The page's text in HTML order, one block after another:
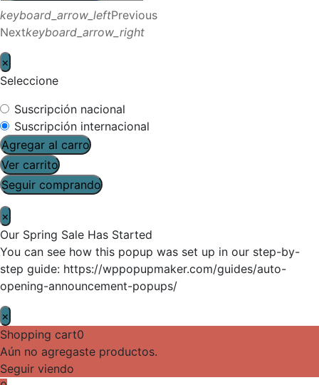
keyboard_arrow_leftPrevious
Nextkeyboard_arrow_right
×
Seleccione
Suscripción nacional
Suscripción internacional
Agregar al carro
Ver carrito
Seguir comprando
×
Our Spring Sale Has Started
You can see how this popup was set up in our step-by-
step guide: https://wppopupmaker.com/guides/auto-
opening-announcement-popups/
×
Shopping cart0
Aún no agregaste productos.
Seguir viendo